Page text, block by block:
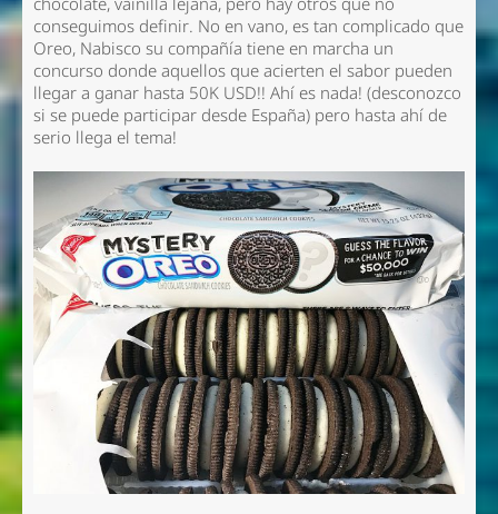
conseguimos definir. No en vano, es tan complicado que
Oreo, Nabisco su compañía tiene en marcha un
concurso donde aquellos que acierten el sabor pueden
llegar a ganar hasta 50K USD!! Ahí es nada! (desconozco
si se puede participar desde España) pero hasta ahí de
serio llega el tema!